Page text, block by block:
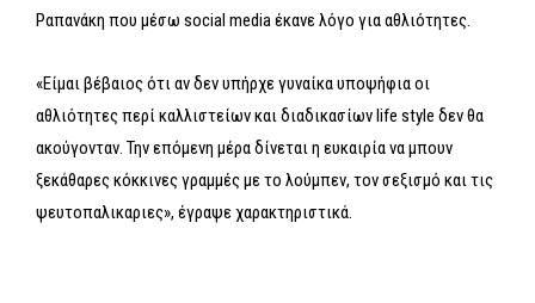
Ραπανάκη που μέσω social media έκανε λόγο για αθλιότητες.
«Είμαι βέβαιος ότι αν δεν υπήρχε γυναίκα υποψήφια οι
αθλιότητες περί καλλιστείων και διαδικασίων life style δεν θα
ακούγονταν. Την επόμενη μέρα δίνεται η ευκαιρία να μπουν
ξεκάθαρες κόκκινες γραμμές με το λούμπεν, τον σεξισμό και τις
ψευτοπαλικαριες», έγραψε χαρακτηριστικά.